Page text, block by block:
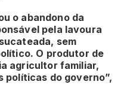
o abandono da
pela lavoura
sem
O produtor de
agricultor familiar,
políticas do governo”,